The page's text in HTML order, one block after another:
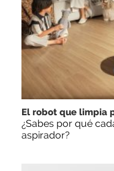
El robot que limpia
¿Sabes por qué
aspirador?